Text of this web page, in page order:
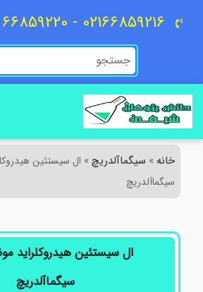
02166859216 - 66859220 - 09129618292
خانه»سیگماآلدریچ»ال سیستئین
سیگماآلدریچ
ال سیستئین هیدروکلراید
سیگماآلدریچ